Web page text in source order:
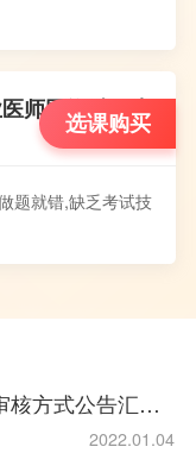
师网络精品班
选课购买
题就错,缺乏考试技
全国2022年医师资格报考材料及审核方式公告汇总（各考区）
2022.01.04